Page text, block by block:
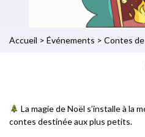
Accueil > Événements > Contes
La magie de Noël s’installe à la
contes destinée aux plus petits.